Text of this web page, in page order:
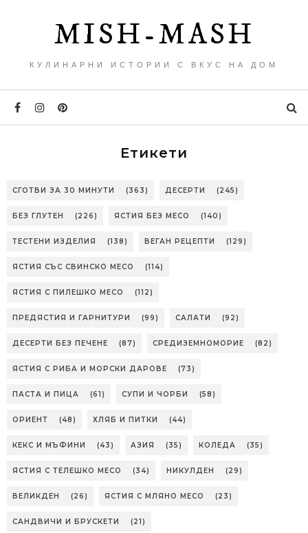
MISH-MASH
КУЛИНАРНИ ИСТОРИИ С ВКУС НА ДОМ
Етикети
СГОТВИ ЗА 30 МИНУТИ (363) ДЕСЕРТИ (245)
БЕЗ ГЛУТЕН (226) ЯСТИЯ БЕЗ МЕСО (140)
ТЕСТЕНИ ИЗДЕЛИЯ (138) ВЕГАН РЕЦЕПТИ (129)
ЯСТИЯ СЪС СВИНСКО МЕСО (114)
ЯСТИЯ С ПИЛЕШКО МЕСО (112)
ПРЕДЯСТИЯ И ГАРНИТУРИ (99) САЛАТИ (92)
ДЕСЕРТИ БЕЗ ПЕЧЕНЕ (87) СРЕДИЗЕМНОМОРИЕ (82)
ЯСТИЯ С РИБА И МОРСКИ ДАРОВЕ (73)
ПАСТА И ПИЦА (61) СУПИ И ЧОРБИ (58)
ОРИЕНТ (48) ХЛЯБ И ПИТКИ (44)
КЕКС И МЪФИНИ (43) АЗИЯ (35) КОЛЕДА (35)
ЯСТИЯ С ТЕЛЕШКО МЕСО (34) НИКУЛДЕН (29)
ВЕЛИКДЕН (26) ЯСТИЯ С МЛЯНО МЕСО (23)
САНДВИЧИ И БРУСКЕТИ (21)